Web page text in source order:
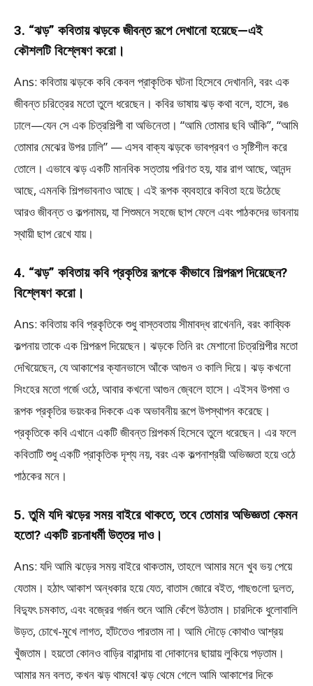
3. “ঝড়” কবিতায় ঝড়কে জীবন্ত রূপে দেখানো হয়েছে—এই
কৌশলটি বিশ্লেষণ করো।
Ans: কবিতায় ঝড়কে কবি কেবল প্রাকৃতিক ঘটনা হিসেবে দেখাননি, বরং এক
জীবন্ত চরিত্রের মতো তুলে ধরেছেন। কবির ভাষায় ঝড় কথা বলে, হাসে, রঙ
ঢালে—যেন সে এক চিত্রশিল্পী বা অভিনেতা। “আমি তোমার ছবি আঁকি”, “আমি
তোমার মেঝের উপর ঢালি” — এসব বাক্য ঝড়কে ভাবপ্রবণ ও সৃষ্টিশীল করে
তোলে। এভাবে ঝড় একটি মানবিক সত্তায় পরিণত হয়, যার রাগ আছে, আনন্দ
আছে, এমনকি শিল্পভাবনাও আছে। এই রূপক ব্যবহারে কবিতা হয়ে উঠেছে
আরও জীবন্ত ও কল্পনাময়, যা শিশুমনে সহজে ছাপ ফেলে এবং পাঠকদের ভাবনায়
স্থায়ী ছাপ রেখে যায়।
4. “ঝড়” কবিতায় কবি প্রকৃতির রূপকে কীভাবে শিল্পরূপ দিয়েছেন?
বিশ্লেষণ করো।
Ans: কবিতায় কবি প্রকৃতিকে শুধু বাস্তবতায় সীমাবদ্ধ রাখেননি, বরং কাব্যিক
কল্পনায় তাকে এক শিল্পরূপ দিয়েছেন। ঝড়কে তিনি রং মেশানো চিত্রশিল্পীর মতো
দেখিয়েছেন, যে আকাশের ক্যানভাসে আঁকে আগুন ও কালি দিয়ে। ঝড় কখনো
সিংহের মতো গর্জে ওঠে, আবার কখনো আগুন জ্বেলে হাসে। এইসব উপমা ও
রূপক প্রকৃতির ভয়ংকর দিককে এক অভাবনীয় রূপে উপস্থাপন করেছে।
প্রকৃতিকে কবি এখানে একটি জীবন্ত শিল্পকর্ম হিসেবে তুলে ধরেছেন। এর ফলে
কবিতাটি শুধু একটি প্রাকৃতিক দৃশ্য নয়, বরং এক কল্পনাশ্রয়ী অভিজ্ঞতা হয়ে ওঠে
পাঠকের মনে।
5. তুমি যদি ঝড়ের সময় বাইরে থাকতে, তবে তোমার অভিজ্ঞতা কেমন
হতো? একটি রচনাধর্মী উত্তর দাও।
Ans: যদি আমি ঝড়ের সময় বাইরে থাকতাম, তাহলে আমার মনে খুব ভয় পেয়ে
যেতাম। হঠাৎ আকাশ অন্ধকার হয়ে যেত, বাতাস জোরে বইত, গাছগুলো দুলত,
বিদ্যুৎ চমকাত, এবং বজ্রের গর্জন শুনে আমি কেঁপে উঠতাম। চারদিকে ধুলোবালি
উড়ত, চোখে-মুখে লাগত, হাঁটতেও পারতাম না। আমি দৌড়ে কোথাও আশ্রয়
খুঁজতাম। হয়তো কোনও বাড়ির বারান্দায় বা দোকানের ছায়ায় লুকিয়ে পড়তাম।
আমার মন বলত, কখন ঝড় থামবে! ঝড় থেমে গেলে আমি আকাশের দিকে